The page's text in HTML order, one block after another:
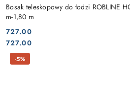
Bosak teleskopowy do łodzi ROBLINE
m-1,80 m
Cena:
727.00
Cena:
727.00
-5%